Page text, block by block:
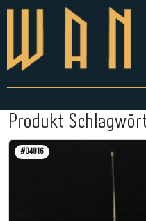
Produkt
#04816